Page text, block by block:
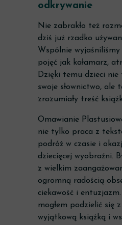
odkrywanie
Nie zabrakło też
dziś już rzadko
Wspólnie
pojęć jak kałamarz,
Dzięki temu dzieci nie
swoje słownictwo, ale
zrozumiały treść
Omawianie
nie tylko praca z
podróż w czasie i
dziecięcej wyobraźni.
z wielkim
ogromną radością
ciekawość i entuzjazm.
mogłem podzielić się
wyjątkową książką i